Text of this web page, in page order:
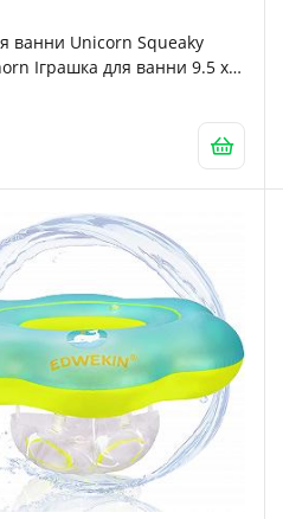
ванни Unicorn Squeaky
Іграшка для ванни 9.5 x